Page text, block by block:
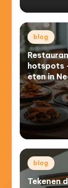
Posted
in
blog
hotspots
eten in
Posted
in
blog
Tekenen